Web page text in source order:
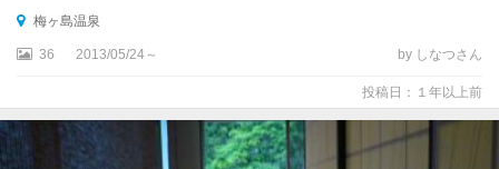
梅ヶ島温泉
36 2013/05/24～ by しなつさん
投稿日：１年以上前